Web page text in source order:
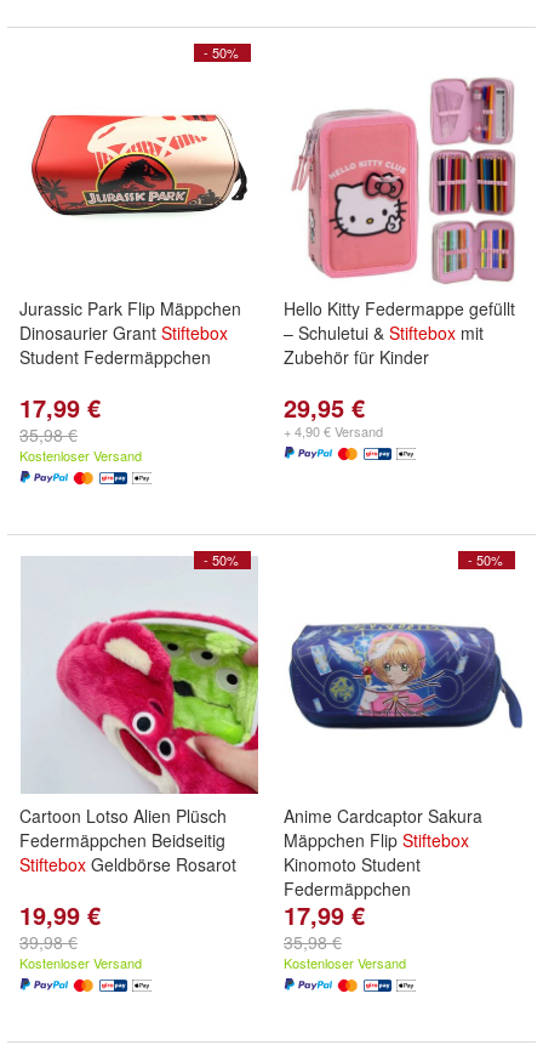
- 50%
Jurassic Park Flip Mäppchen
Dinosaurier Grant Stiftebox
Student Federmäppchen
17,99 €
35,98 €
Kostenloser Versand
Hello Kitty Federmappe gefüllt
– Schuletui & Stiftebox mit
Zubehör für Kinder
29,95 €
+ 4,90 € Versand
- 50%
Cartoon Lotso Alien Plüsch
Federmäppchen Beidseitig
Stiftebox Geldbörse Rosarot
19,99 €
39,98 €
Kostenloser Versand
- 50%
Anime Cardcaptor Sakura
Mäppchen Flip Stiftebox
Kinomoto Student
Federmäppchen
17,99 €
35,98 €
Kostenloser Versand